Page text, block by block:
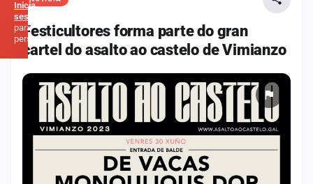
Festicultores forma parte do gran
cartel do asalto ao castelo de Vimianzo
Inicia
sesión
para
personalizar
Inicio